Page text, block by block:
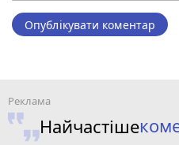
Опублікувати коментар
Найчастіше